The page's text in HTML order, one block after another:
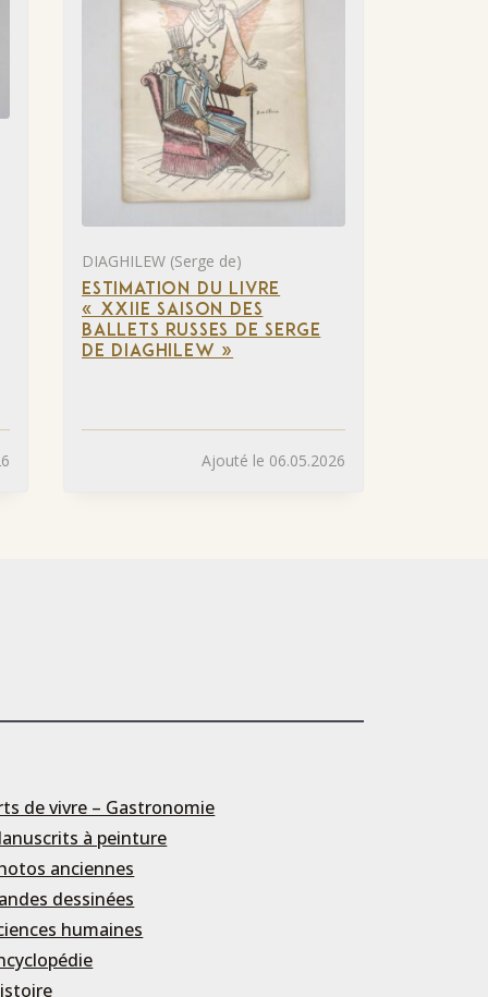
DIAGHILEW (Serge de)
ESTIMATION DU LIVRE
« XXIIE SAISON DES
BALLETS RUSSES DE SERGE
DE DIAGHILEW »
Ajouté le 06.05.2026
de vivre – Gastronomie
à peinture
anciennes
dessinées
humaines